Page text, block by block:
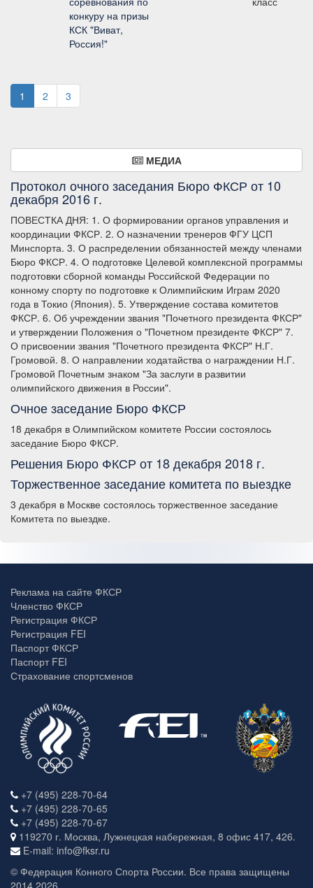
конкуру на призы
КСК "Виват,
Россия!"
1 2 3
МЕДИА
Протокол очного заседания Бюро ФКСР от 10
декабря 2016 г.
ПОВЕСТКА ДНЯ: 1. О формировании органов управления и
координации ФКСР. 2. О назначении тренеров ФГУ ЦСП
Минспорта. 3. О распределении обязанностей между членами
Бюро ФКСР. 4. О подготовке Целевой комплексной программы
подготовки сборной команды Российской Федерации по
конному спорту по подготовке к Олимпийским Играм 2020
года в Токио (Япония). 5. Утверждение состава комитетов
ФКСР. 6. Об учреждении звания "Почетного президента ФКСР"
и утверждении Положения о "Почетном президенте ФКСР" 7.
О присвоении звания "Почетного президента ФКСР" Н.Г.
Громовой. 8. О направлении ходатайства о награждении Н.Г.
Громовой Почетным знаком "За заслуги в развитии
олимпийского движения в России".
Очное заседание Бюро ФКСР
18 декабря в Олимпийском комитете России состоялось
заседание Бюро ФКСР.
Решения Бюро ФКСР от 18 декабря 2018 г.
Торжественное заседание комитета по выездке
3 декабря в Москве состоялось торжественное заседание
Комитета по выездке.
Реклама на сайте ФКСР
Членство ФКСР
Регистрация ФКСР
Регистрация FEI
Паспорт ФКСР
Паспорт FEI
Страхование спортсменов
+7 (495) 228-70-64
+7 (495) 228-70-65
+7 (495) 228-70-67
119270 г. Москва, Лужнецкая набережная, 8 офис 417, 426.
E-mail: info@fksr.ru
© Федерация Конного Спорта России. Все права защищены
2014 2026